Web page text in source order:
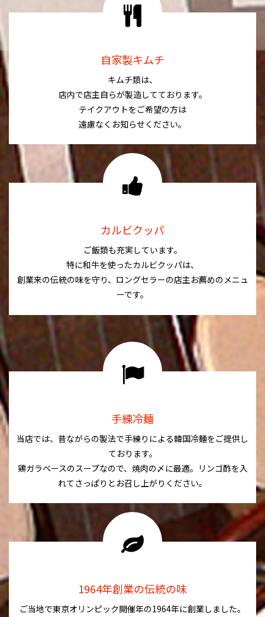
自家製キムチ
キムチ類は、
店内で店主自らが製造してております。
テイクアウトをご希望の方は
遠慮なくお知らせください。
カルビクッパ
ご飯類も充実しています。
特に和牛を使ったカルビクッパは、
創業来の伝統の味を守り、ロングセラーの店主お薦めのメニュ
ーです。
手練冷麺
当店では、昔ながらの製法で手練りによる韓国冷麺をご提供し
ております。
鶏ガラベースのスープなので、焼肉の〆に最適。リンゴ酢を入
れてさっぱりとお召し上がりください。
1964年創業の伝統の味
ご当地で東京オリンピック開催年の1964年に創業しました。